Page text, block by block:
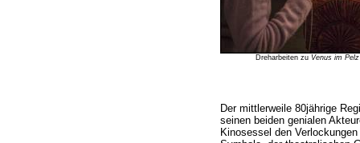
Dreharbeiten zu Venus im Pelz
Der mittlerweile 80jährige
seinen beiden genialen
Kinosessel den